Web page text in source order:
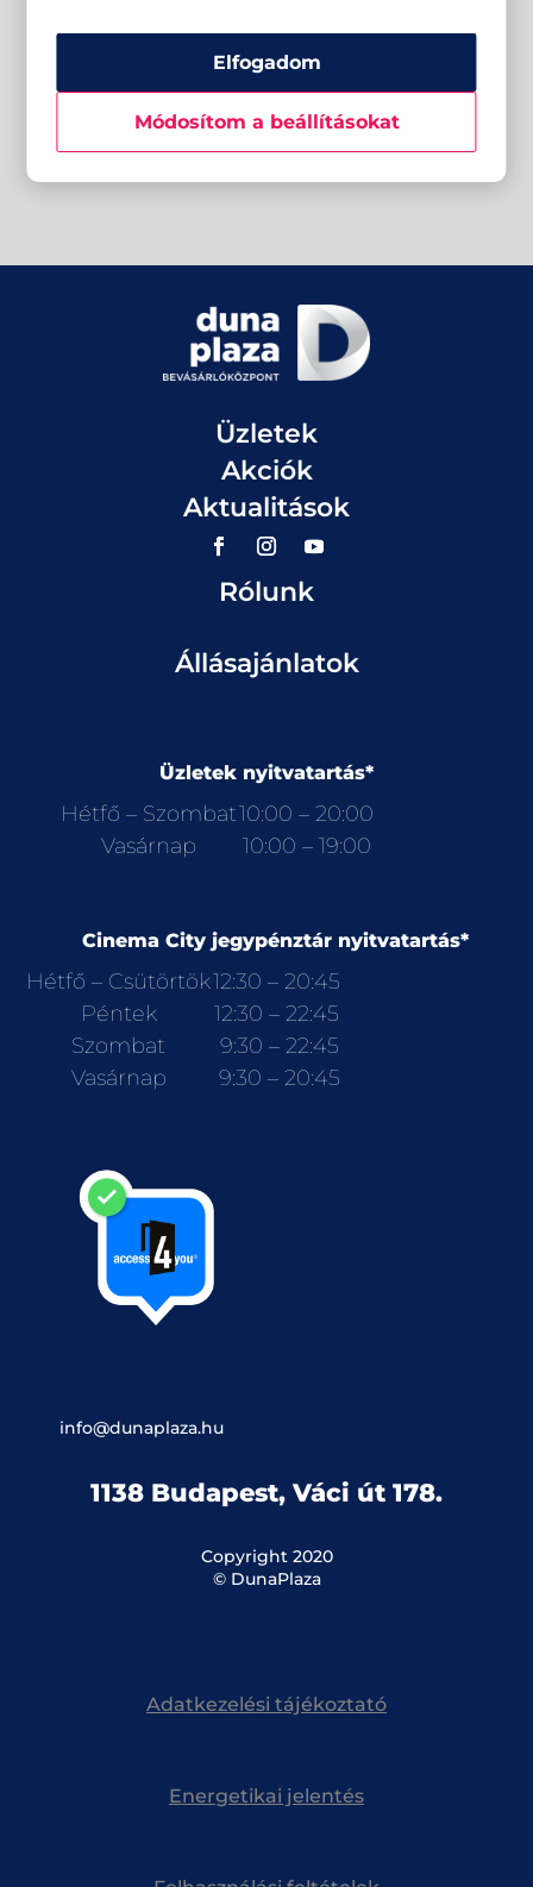
Üzletek
Akciók
Aktualitások
Rólunk
Állásajánlatok
Üzletek nyitvatartás*
Hétfő – Szombat10:00 – 20:00
Vasárnap
10:00 – 19:00
Cinema City jegypénztár nyitvatartás*
Hétfő – Csütörtök12:30 – 20:45
Péntek
12:30 – 22:45
Szombat
9:30 – 22:45
Vasárnap
9:30 – 20:45
info@dunaplaza.hu
1138 Budapest, Váci út 178.
Copyright 2020
© DunaPlaza
Adatkezelési tájékoztató
Energetikai jelentés
Elfogadom
Módosítom a beállításokat